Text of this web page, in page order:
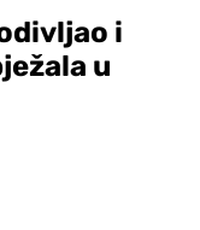
i
u